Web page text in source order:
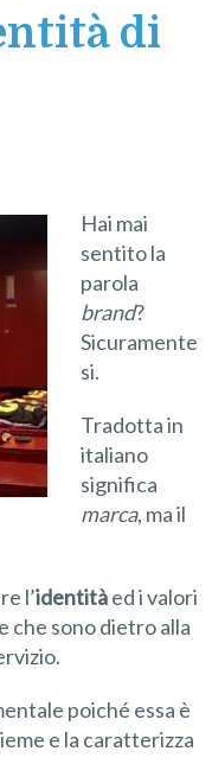
di
Hai mai
sentito la
parola
brand?
Sicuramente
si.
Tradotta in
italiano
significa
marca, ma il
l’identitàed i valori
che sono dietro alla
poiché essa è
e la caratterizza